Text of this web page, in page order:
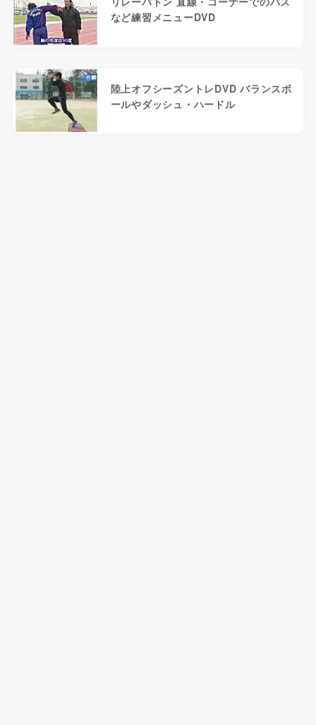
など練習メニューDVD
陸上オフシーズントレDVD バランスボ
ールやダッシュ・ハードル